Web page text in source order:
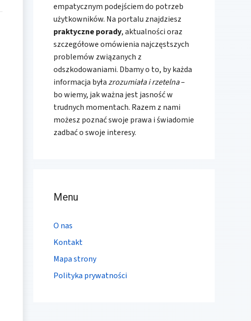
empatycznym podejściem do potrzeb
użytkowników. Na portalu znajdziesz
praktyczne porady, aktualności oraz
szczegółowe omówienia najczęstszych
problemów związanych z
odszkodowaniami. Dbamy o to, by każda
informacja byłazrozumiała i rzetelna–
bo wiemy, jak ważna jest jasność w
trudnych momentach. Razem z nami
możesz poznać swoje prawa i świadomie
zadbać o swoje interesy.
Menu
O nas
Kontakt
Mapa strony
Polityka prywatności